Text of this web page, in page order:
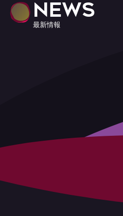
NEWS
最新情報